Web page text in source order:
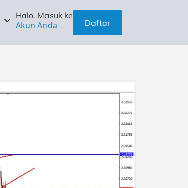
Halo. Masuk ke
Akun Anda Daftar